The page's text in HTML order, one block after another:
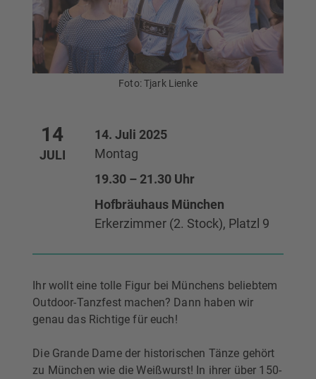
Foto: Tjark Lienke
14
JULI
14. Juli 2025
Montag
19.30 – 21.30 Uhr
Hofbräuhaus München
Erkerzimmer (2. Stock), Platzl 9
Ihr wollt eine tolle Figur bei Münchens beliebtem
Outdoor-Tanzfest machen? Dann haben wir
genau das Richtige für euch!
Die Grande Dame der historischen Tänze gehört
zu München wie die Weißwurst! In ihrer über 150-